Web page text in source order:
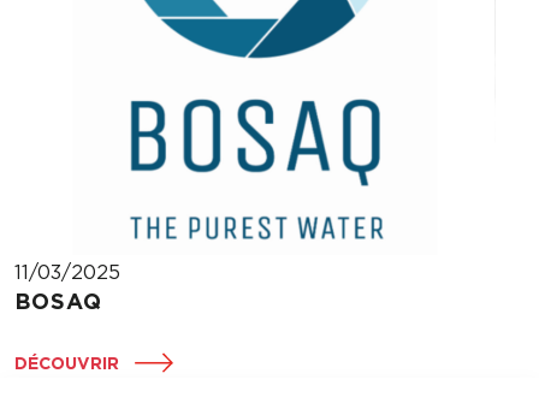
11/03/2025
BOSAQ
DÉCOUVRIR